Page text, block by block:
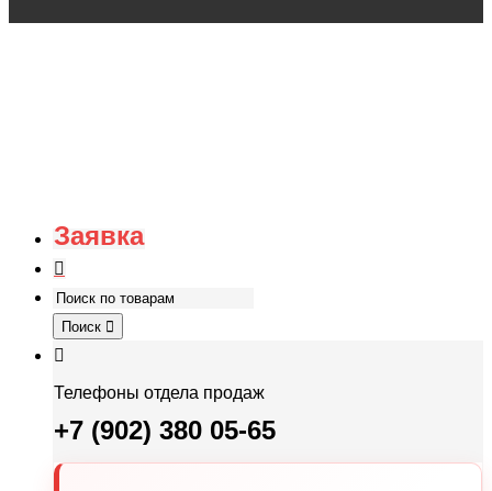
Заявка
Поиск
Телефоны отдела продаж
+7 (902) 380 05-65